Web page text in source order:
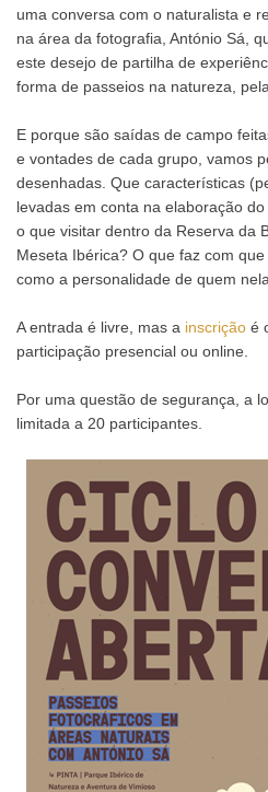
uma conversa com o naturalista e
na área da fotografia, António Sá,
este desejo de partilha de
forma de passeios na natureza,
E porque são saídas de campo
e vontades de cada grupo, vamos
desenhadas. Que características
levadas em conta na elaboração
o que visitar dentro da Reserva da
Meseta Ibérica? O que faz com
como a personalidade de quem
A entrada é livre, mas a inscrição é
participação presencial ou online.
Por uma questão de segurança, a
limitada a 20 participantes.